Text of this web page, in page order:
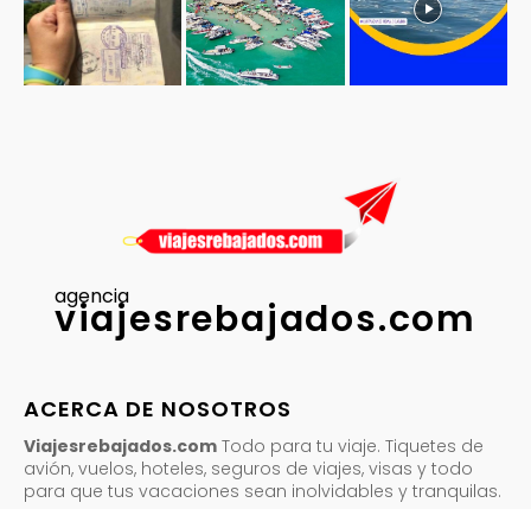
agencia
viajesrebajados.com
ACERCA DE NOSOTROS
Viajesrebajados.com Todo para tu viaje. Tiquetes de
avión, vuelos, hoteles, seguros de viajes, visas y todo
para que tus vacaciones sean inolvidables y tranquilas.